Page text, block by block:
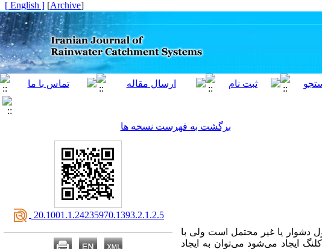
[
Archive
]
[ English ]
برگشت به فهرست نسخه ها
دشوار یا غیر محتمل است ولی با
ایجاد می‌شود می‌توان به ایجاد
‎ 20.1001.1.24235970.1393.2.1.2.5